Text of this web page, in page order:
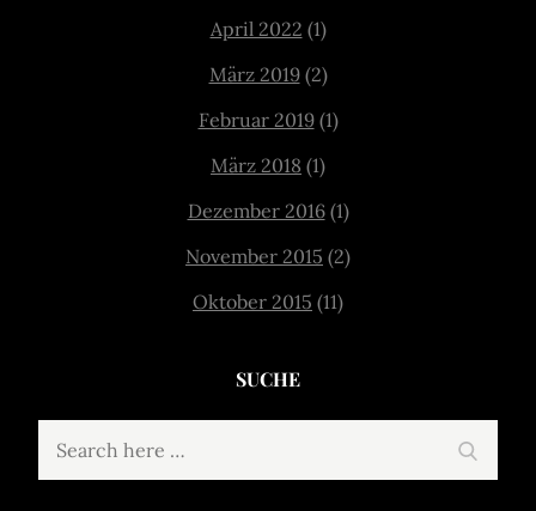
April 2022 (1)
März 2019(2)
Februar 2019(1)
März 2018 (1)
Dezember 2016(1)
November 2015 (2)
Oktober 2015 (11)
SUCHE